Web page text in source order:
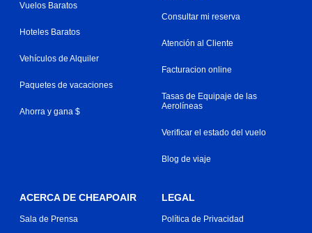
Vuelos Baratos
Hoteles Baratos
Vehículos de Alquiler
Paquetes de vacaciones
Ahorra y gana $
Consultar mi reserva
Atención al Cliente
Facturacion online
Tasas de Equipaje de las
Aerolíneas
Verificar el estado del vuelo
Blog de viaje
ACERCA DE CHEAPOAIR
Sala de Prensa
LEGAL
Política de Privacidad